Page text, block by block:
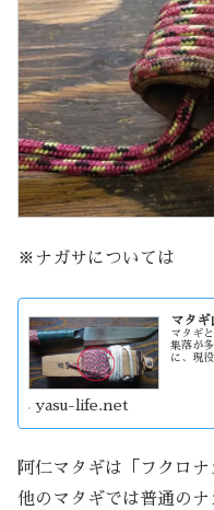
※ナガサについては
マタギ
マタギ
集落が
に、現
yasu-life.net
阿仁マタギは「フクロ
他のマタギでは普通の